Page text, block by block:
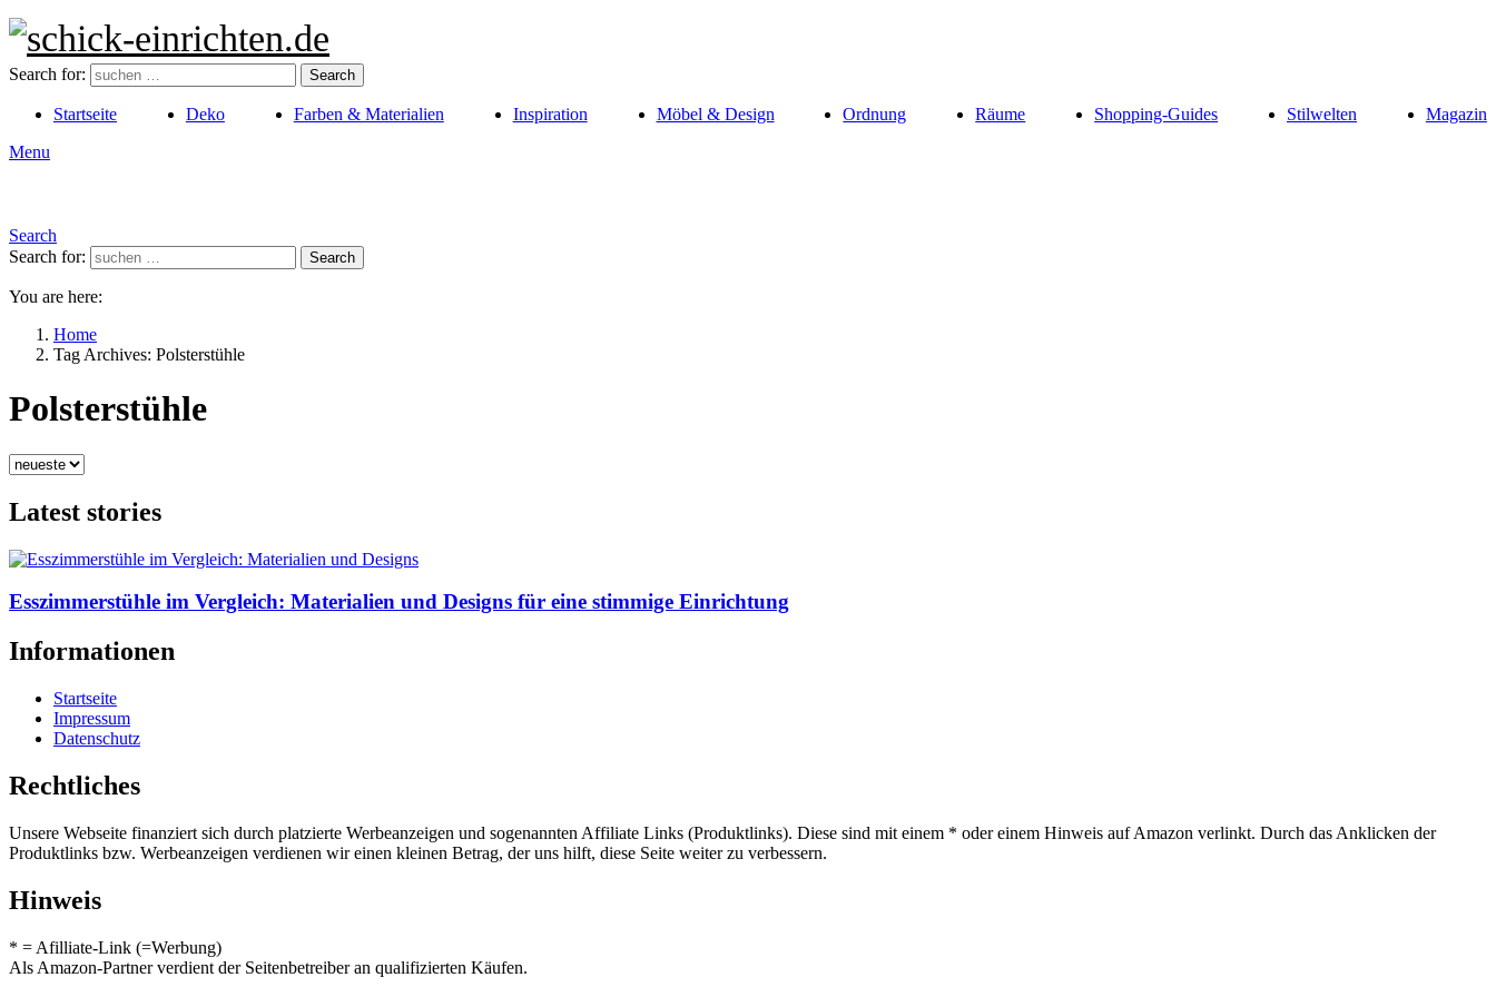
Search for: Search
Startseite Deko Farben & Materialien Inspiration Möbel & Design Ordnung Räume Shopping-Guides Stilwelten
Magazin
Menu
Search
Search for:
Search
You are here:
Home
Tag Archives: Polsterstühle
Polsterstühle
Latest stories
Esszimmerstühle im Vergleich: Materialien und Designs für eine stimmige Einrichtung
Informationen
Startseite
Impressum
Datenschutz
Rechtliches
Unsere Webseite finanziert sich durch platzierte Werbeanzeigen und sogenannten Affiliate Links (Produktlinks). Diese sind mit einem * oder einem Hinweis auf Amazon verlinkt. Durch das Anklicken der
Produktlinks bzw. Werbeanzeigen verdienen wir einen kleinen Betrag, der uns hilft, diese Seite weiter zu verbessern.
Hinweis
* = Afilliate-Link (=Werbung)
Als Amazon-Partner verdient der Seitenbetreiber an qualifizierten Käufen.